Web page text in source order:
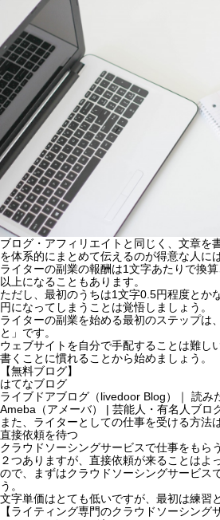
ブログ・アフィリエイトと同じく、文章を
を体系的にまとめて伝えるのが得意な人に
ライターの副業の報酬は1文字あたりで換
以上になることもあります。
ただし、最初のうちは1文字0.5円程度とか
円になってしまうことは覚悟しましょう。
ライターの副業を始める最初のステップは
と」です。
ウェブサイトを自分で手配することは難し
書くことに慣れることから始めましょう。
【無料ブログ】
はてなブログ
ライブドアブログ（livedoor Blog）｜ 読み
Ameba（アメーバ） | 芸能人・有名人ブロ
また、ライターとしての仕事を受ける方法は
直接依頼を待つ
クラウドソーシングサービスで仕事をもらう
２つありますが、直接依頼が来ることはよ
ので、まずはクラウドソーシングサービス
う。
文字単価はとても低いですが、最初は練習
【ライティング専門のクラウドソーシング